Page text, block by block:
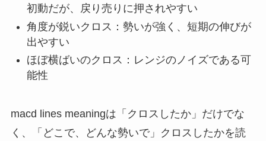
初動だが、戻り売りに押されやすい
角度が鋭いクロス：勢いが強く、短期の伸びが
出やすい
ほぼ横ばいのクロス：レンジのノイズである可
能性
macd lines meaningは「クロスしたか」だけでな
く、「どこで、どんな勢いで」クロスしたかを読